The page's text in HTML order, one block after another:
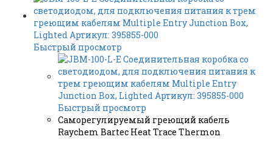
Быстрый просмотр
Быстрый просмотр
Саморегулируемый греющий кабель
Raychem Bartec Heat Trace Thermon